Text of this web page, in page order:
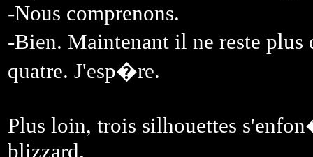
-Nous comprenons.
-Bien. Maintenant il ne reste
quatre. J'esp�re.
Plus loin, trois silhouettes
blizzard.